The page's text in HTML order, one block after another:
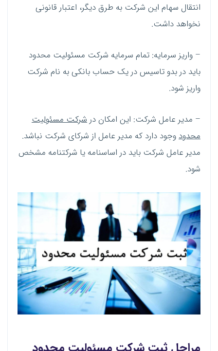
انتقال سهام این شرکت به طرق دیگر، اعتبار قانونی
نخواهد داشت.
– واریز سرمایه: تمام سرمایه شرکت مسئولیت محدود
باید در بدو تاسیس در یک حساب ‌بانکی به نام شرکت
واریز شود.
– مدیر عامل شرکت: این امکان درشرکت مسئولیت
محدودوجود دارد که مدیر عامل از شرکای شرکت نباشد.
مدیر عامل شرکت باید در اساسنامه یا شرکتنامه مشخص
شود.